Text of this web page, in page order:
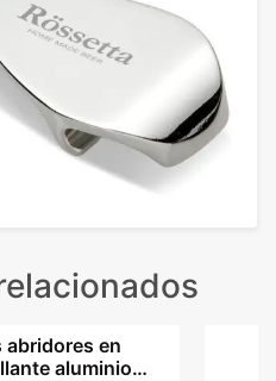
abridores en
aluminio